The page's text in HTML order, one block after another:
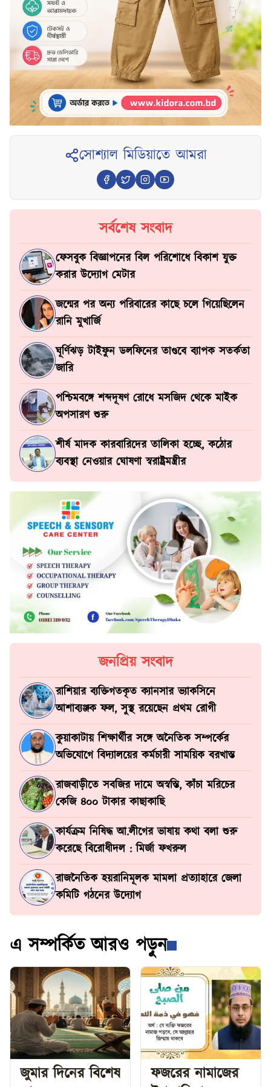
সোশ্যাল মিডিয়াতে আমরা
সর্বশেষ সংবাদ
ফেসবুক বিজ্ঞাপনের বিল পরিশোধে বিকাশ যুক্ত
করার উদ্যোগ মেটার
জন্মের পর অন্য পরিবারের কাছে চলে গিয়েছিলেন
রানি মুখার্জি
ঘূর্ণিঝড় টাইফুন ডলফিনের তাণ্ডবে ব্যাপক সতর্কতা
জারি
পশ্চিমবঙ্গে শব্দদূষণ রোধে মসজিদ থেকে মাইক
অপসারণ শুরু
শীর্ষ মাদক কারবারিদের তালিকা হচ্ছে, কঠোর
ব্যবস্থা নেওয়ার ঘোষণা স্বরাষ্ট্রমন্ত্রীর
জনপ্রিয় সংবাদ
রাশিয়ার ব্যক্তিগতকৃত ক্যানসার ভ্যাকসিনে
আশাব্যঞ্জক ফল, সুস্থ রয়েছেন প্রথম রোগী
কুয়াকাটায় শিক্ষার্থীর সঙ্গে অনৈতিক সম্পর্কের
অভিযোগে বিদ্যালয়ের কর্মচারী সাময়িক বরখাস্ত
রাজবাড়ীতে সবজির দামে অস্বস্তি, কাঁচা মরিচের
কেজি ৪০০ টাকার কাছাকাছি
কার্যক্রম নিষিদ্ধ আ.লীগের ভাষায় কথা বলা শুরু
করেছে বিরোধীদল : মির্জা ফখরুল
রাজনৈতিক হয়রানিমূলক মামলা প্রত্যাহারে জেলা
কমিটি গঠনের উদ্যোগ
এ সম্পর্কিত আরও পড়ুন
জুমার দিনের বিশেষ
ফজরের নামাজের